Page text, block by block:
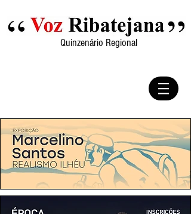
Quinzenário Regional